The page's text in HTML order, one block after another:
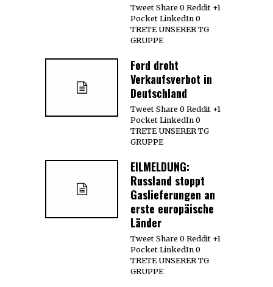
Tweet Share 0 Reddit +1
Pocket LinkedIn 0
TRETE UNSERER TG
GRUPPE
Ford droht
Verkaufsverbot in
Deutschland
Tweet Share 0 Reddit +1
Pocket LinkedIn 0
TRETE UNSERER TG
GRUPPE
EILMELDUNG:
Russland stoppt
Gaslieferungen an
erste europäische
Länder
Tweet Share 0 Reddit +1
Pocket LinkedIn 0
TRETE UNSERER TG
GRUPPE